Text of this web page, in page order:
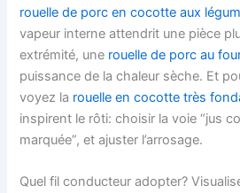
rouelle de porc en cocotte aux
vapeur interne attendrit une pièce
extrémité, une rouelle de porc au
puissance de la chaleur sèche. Et
voyez la rouelle en cocotte très
inspirent le rôti: choisir la voie “jus
marquée”, et ajuster l’arrosage.
Quel fil conducteur adopter?